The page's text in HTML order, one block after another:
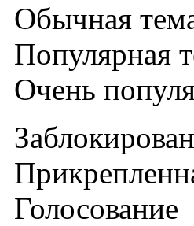
Обычная
Популярная
Очень
Голосование